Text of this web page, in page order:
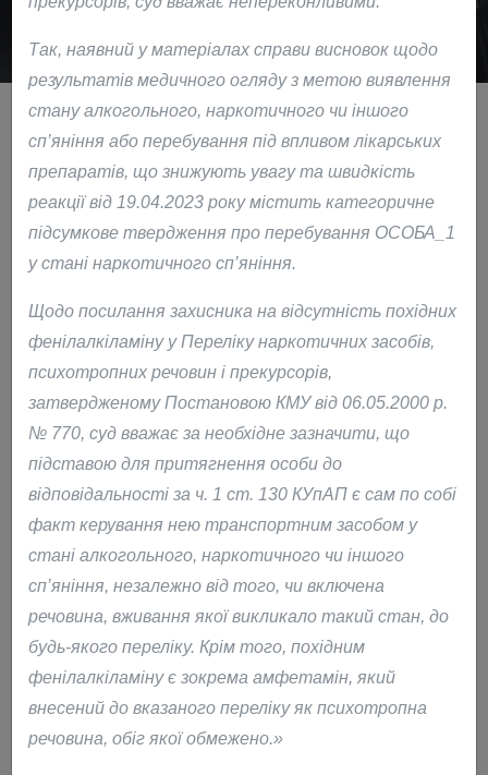
Чому Ми
міжнародних справ в Україні та інших країнах. Подання
інтересів громадян Ізраїлю, США, Великобританії,
Польщі та Саудівської Аравії. Перша консультація
адвоката безкоштовна.
Харків
Захист інтересів відповідача за апеляційною скаргою
Головного управління Пенсійного фонду України в
Харківській області на рішення Харківського окружного
адміністративного суду. Другий апеляційний
адміністративний суд. Успішно завершено.
Захист інтересів позивача за адміністративним
Так, наявний у матеріалах справи висновок щодо
результатів медичного огляду з метою виявлення
стану алкогольного, наркотичного чи іншого
сп’яніння або перебування під впливом лікарських
препаратів, що знижують увагу та швидкість
реакції від 19.04.2023 року містить категоричне
підсумкове твердження про перебування ОСОБА_1
у стані наркотичного сп’яніння.
Щодо посилання захисника на відсутність похідних
фенілалкіламіну у Переліку наркотичних засобів,
психотропних речовин і прекурсорів,
затвердженому Постановою КМУ від 06.05.2000 р.
№ 770, суд вважає за необхідне зазначити, що
підставою для притягнення особи до
відповідальності за ч. 1 ст. 130 КУпАП є сам по собі
факт керування нею транспортним засобом у
стані алкогольного, наркотичного чи іншого
сп’яніння, незалежно від того, чи включена
речовина, вживання якої викликало такий стан, до
будь-якого переліку. Крім того, похідним
фенілалкіламіну є зокрема амфетамін, який
внесений до вказаного переліку як психотропна
речовина, обіг якої обмежено.»